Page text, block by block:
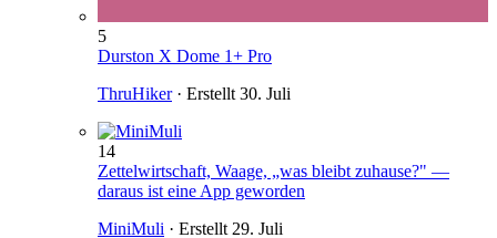
5
Durston X Dome 1+ Pro
ThruHiker· Erstellt 30. Juli
14
Zettelwirtschaft, Waage, „was bleibt zuhause?" —
daraus ist eine App geworden
MiniMuli · Erstellt 29. Juli